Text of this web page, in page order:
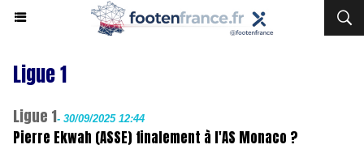
Ligue 1
Ligue 1- 30/09/2025 12:44
Pierre Ekwah (ASSE) finalement à l'AS Monaco ?